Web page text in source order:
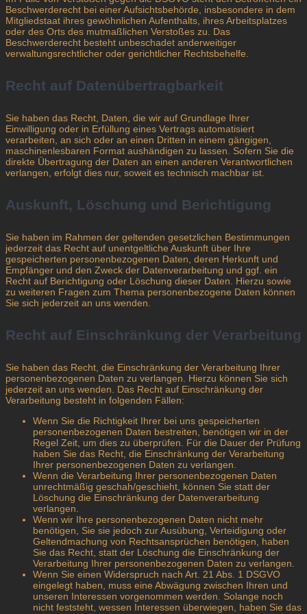
Beschwerderecht bei einer Aufsichtsbehörde, insbesondere in dem
Mitgliedstaat ihres gewöhnlichen Aufenthalts, ihres Arbeitsplatzes
oder des Orts des mutmaßlichen Verstoßes zu. Das
Beschwerderecht besteht unbeschadet anderweitiger
verwaltungsrechtlicher oder gerichtlicher Rechtsbehelfe.
Recht auf Daten­übertrag­barkeit
Sie haben das Recht, Daten, die wir auf Grundlage Ihrer
Einwilligung oder in Erfüllung eines Vertrags automatisiert
verarbeiten, an sich oder an einen Dritten in einem gängigen,
maschinenlesbaren Format aushändigen zu lassen. Sofern Sie die
direkte Übertragung der Daten an einen anderen Verantwortlichen
verlangen, erfolgt dies nur, soweit es technisch machbar ist.
Auskunft, Löschung und Berichtigung
Sie haben im Rahmen der geltenden gesetzlichen Bestimmungen
jederzeit das Recht auf unentgeltliche Auskunft über Ihre
gespeicherten personenbezogenen Daten, deren Herkunft und
Empfänger und den Zweck der Datenverarbeitung und ggf. ein
Recht auf Berichtigung oder Löschung dieser Daten. Hierzu sowie
zu weiteren Fragen zum Thema personenbezogene Daten können
Sie sich jederzeit an uns wenden.
Recht auf Einschränkung der Verarbeitung
Sie haben das Recht, die Einschränkung der Verarbeitung Ihrer
personenbezogenen Daten zu verlangen. Hierzu können Sie sich
jederzeit an uns wenden. Das Recht auf Einschränkung der
Verarbeitung besteht in folgenden Fällen:
Wenn Sie die Richtigkeit Ihrer bei uns gespeicherten
personenbezogenen Daten bestreiten, benötigen wir in der
Regel Zeit, um dies zu überprüfen. Für die Dauer der Prüfung
haben Sie das Recht, die Einschränkung der Verarbeitung
Ihrer personenbezogenen Daten zu verlangen.
Wenn die Verarbeitung Ihrer personenbezogenen Daten
unrechtmäßig geschah/geschieht, können Sie statt der
Löschung die Einschränkung der Datenverarbeitung
verlangen.
Wenn wir Ihre personenbezogenen Daten nicht mehr
benötigen, Sie sie jedoch zur Ausübung, Verteidigung oder
Geltendmachung von Rechtsansprüchen benötigen, haben
Sie das Recht, statt der Löschung die Einschränkung der
Verarbeitung Ihrer personenbezogenen Daten zu verlangen.
Wenn Sie einen Widerspruch nach Art. 21 Abs. 1 DSGVO
eingelegt haben, muss eine Abwägung zwischen Ihren und
unseren Interessen vorgenommen werden. Solange noch
nicht feststeht, wessen Interessen überwiegen, haben Sie das